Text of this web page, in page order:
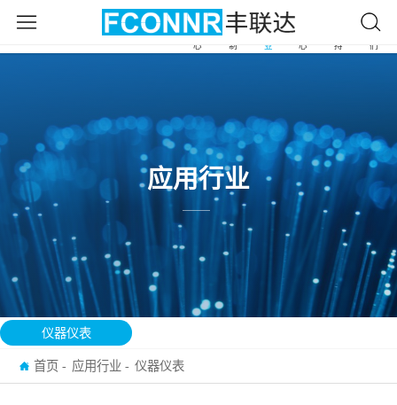
首
页
产
品
中
心
由
定
制
用
行
业
心
持
于
我
们
应用行业
仪器仪表
首页 应用行业 仪器仪表